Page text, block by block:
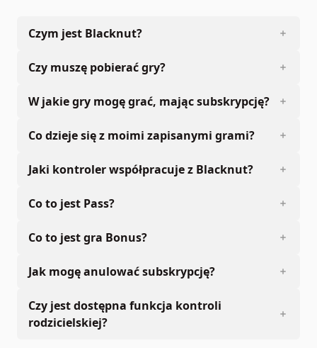
Czym jest Blacknut?
Czy muszę pobierać gry?
W jakie gry mogę grać, mając subskrypcję?
Co dzieje się z moimi zapisanymi grami?
Jaki kontroler współpracuje z Blacknut?
Co to jest Pass?
Co to jest gra Bonus?
Jak mogę anulować subskrypcję?
Czy jest dostępna funkcja kontroli
rodzicielskiej?